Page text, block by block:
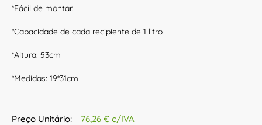
*Fácil de montar.
*Capacidade de cada recipiente de 1 litro
*Altura: 53cm
*Medidas: 19*31cm
Preço Unitário:
76,26 € c/IVA